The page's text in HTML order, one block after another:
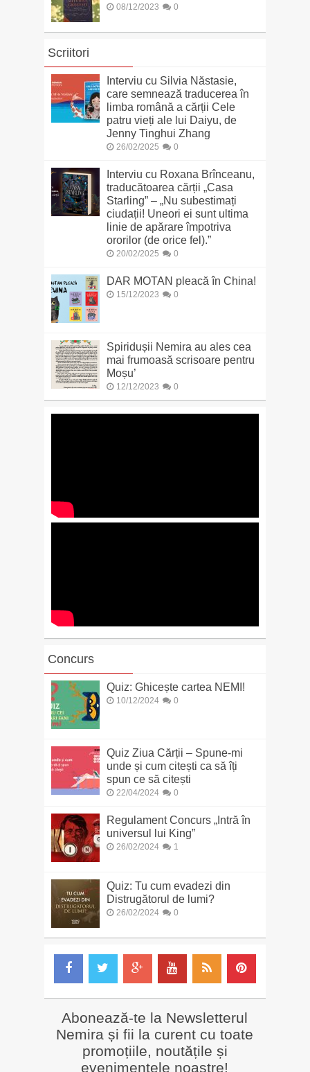
08/12/2023 0
Scriitori
Interviu cu Silvia Năstasie,
care semnează traducerea în
limba română a cărții Cele
patru vieți ale lui Daiyu, de
Jenny Tinghui Zhang
26/02/2025 0
Interviu cu Roxana Brînceanu,
traducătoarea cărții „Casa
Starling” – „Nu subestimați
ciudații! Uneori ei sunt ultima
linie de apărare împotriva
ororilor (de orice fel).”
20/02/2025 0
DAR MOTAN pleacă în China!
15/12/2023 0
Spiridușii Nemira au ales cea
mai frumoasă scrisoare pentru
Moșu’
12/12/2023 0
Concurs
Quiz: Ghicește cartea NEMI!
10/12/2024 0
Quiz Ziua Cărții – Spune-mi
unde și cum citești ca să îți
spun ce să citești
22/04/2024 0
Regulament Concurs „Intră în
universul lui King”
26/02/2024 1
Quiz: Tu cum evadezi din
Distrugătorul de lumi?
26/02/2024 0
Abonează-te la Newsletterul
Nemira și fii la curent cu toate
promoțiile, noutățile și
evenimentele noastre!